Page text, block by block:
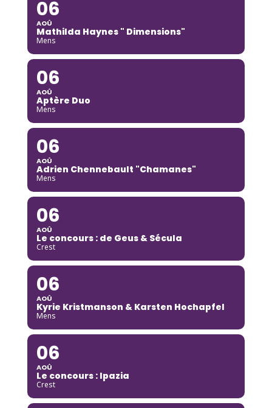
06
AOÛ
Mathilda Haynes " Dimensions"
Mens
06
AOÛ
Aptère Duo
Mens
06
AOÛ
Adrien Chennebault "Chamanes"
Mens
06
AOÛ
Le concours : de Geus & Sécula
Crest
06
AOÛ
Kyrie Kristmanson & Karsten Hochapfel
Mens
06
AOÛ
Le concours : Ipazia
Crest